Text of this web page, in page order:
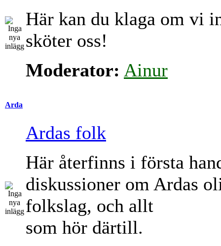
Här kan du klaga om vi
sköter oss!
Moderator: Ainur
Arda
Ardas folk
Här återfinns i första
diskussioner om Ardas
folkslag, och allt
som hör därtill.